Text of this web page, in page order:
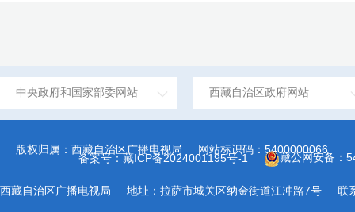
中央政府和国家部委网站 西藏自治区政府网站
版权归属：西藏自治区广播电视局 网站标识码：5400000066
备案号：藏ICP备2024001195号-1 藏公网安备：
西藏自治区广播电视局 地址：拉萨市城关区纳金街道江冲路7号 联